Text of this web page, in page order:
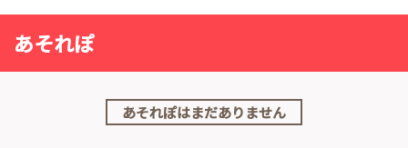
あそれぽ
あそれぽはまだありません